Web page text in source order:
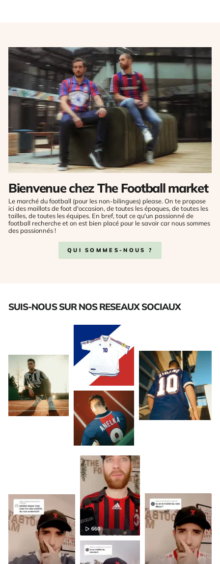
Bienvenue chez The Football market
Le marché du football (pour les non-bilingues) please. On te propose
ici des maillots de foot d'occasion, de toutes les époques, de toutes les
tailles, de toutes les équipes. En bref, tout ce qu'un passionné de
football recherche et on est bien placé pour le savoir car nous sommes
des passionnés !
QUI SOMMES-NOUS ?
SUIS-NOUS SUR NOS RESEAUX SOCIAUX